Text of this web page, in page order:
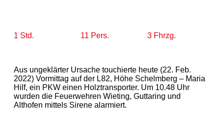
1 Std. 11 Pers. 3 Fhrzg.
Aus ungeklärter Ursache touchierte heute (22. Feb.
2022) Vormittag auf der L82, Höhe Schelmberg – Maria
Hilf, ein PKW einen Holztransporter. Um 10.48 Uhr
wurden die Feuerwehren Wieting, Guttaring und
Althofen mittels Sirene alarmiert.